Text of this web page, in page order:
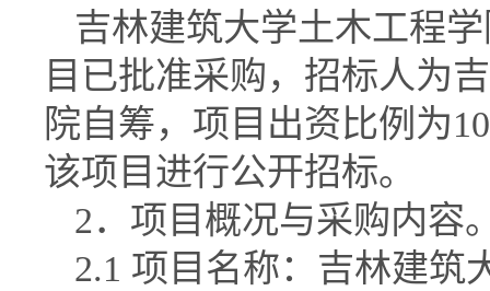
吉林建筑大学土木工程
目已批准采购，招标人为
院自筹，项目出资比例为
该项目进行公开招标。
2．项目概况与采购内容
2.1 项目名称：吉林建筑